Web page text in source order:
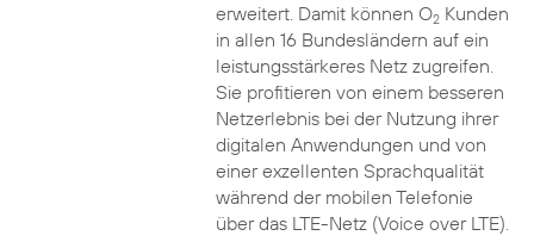
erweitert. Damit können O2Kunden
in allen 16 Bundesländern auf ein
leistungsstärkeres Netz zugreifen.
Sie profitieren von einem besseren
Netzerlebnis bei der Nutzung ihrer
digitalen Anwendungen und von
einer exzellenten Sprachqualität
während der mobilen Telefonie
über das LTE-Netz (Voice over LTE).